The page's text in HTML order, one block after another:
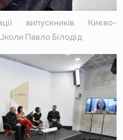
випускників Києво-
Павло Білодід